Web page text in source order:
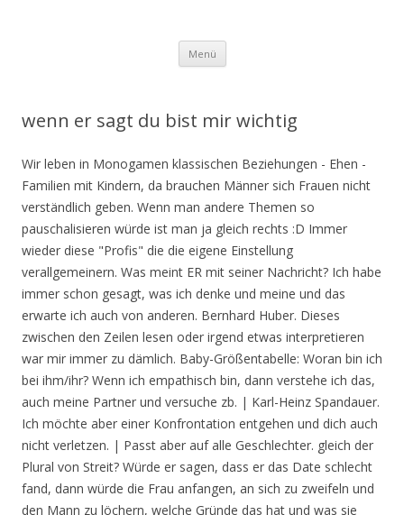
Menü Zum
springen
wenn er sagt du bist mir wichtig
Wir leben in Monogamen klassischen Beziehungen - Ehen - Familien mit Kindern, da brauchen Männer sich Frauen nicht verständlich geben. Wenn man andere Themen so pauschalisieren würde ist man ja gleich rechts :D Immer wieder diese "Profis" die die eigene Einstellung verallgemeinern. Was meint ER mit seiner Nachricht? Ich habe immer schon gesagt, was ich denke und meine und das erwarte ich auch von anderen. Bernhard Huber. Dieses zwischen den Zeilen lesen oder irgend etwas interpretieren war mir immer zu dämlich. Baby-Größentabelle: Woran bin ich bei ihm/ihr? Wenn ich empathisch bin, dann verstehe ich das, auch meine Partner und versuche zb. | Karl-Heinz Spandauer. Ich möchte aber einer Konfrontation entgehen und dich auch nicht verletzen. | Passt aber auf alle Geschlechter. gleich der Plural von Streit? Würde er sagen, dass er das Date schlecht fand, dann würde die Frau anfangen, an sich zu zweifeln und den Mann zu löchern, welche Gründe das hat und was sie falsche gemacht hat. Wie findet man die richtige Größe? In dieser Situation will er einen Konflikt vermeiden und die Frau entscheiden lassen.“, Schaal behauptet: „Anders als bei Frauen, die besonders am Anfang des Kennenlernens ‚Nein‘ sagen, um sich nicht so schnell herzugeben, aber eigentlich prinzipiell Lust haben, hat der Mann einfach wirklich keine Lust, wenn er ‚Nein‘ sagt.“. Schaal erklärt: „Wenn er das sagt, möchte er eigentlich nie darüber sprechen, auch nicht später oder am nächsten Tag. Du bist ihm wichtig. Das sind allgemeine Floskeln die jeder von uns irgendwann benutzt, Männlein und auch Weiblein. Verliebt in einen 25 Jahre älteren Mann – kann das gutgehen? Wenn er dich nicht nur versetzt, sondern dir absagt, weil er angeblich … - „Bist du noch wach?“ - Was Männer schreiben und was sie wirklich damit meinen" - .... das war doch erst im Januar 18 dran! freigeschaltet wurde. Jeder kennt es und es treibt beide Geschlechter gleichermaßen regelmäßig zur Verzweiflung: die Kommunikation zwischen Mann und Frau. Wollen wir uns noch treffen? Woran bin ich bei ihm/ihr? Da nicht Öl ins Feuer zu gießen. Was er sagt: "Als du durch die Tür gekommen bist – wusste ich: Die ist es!" Es ist mir wirklich nicht so wichtig, deshalb kannst du entscheiden. Kindersitzgröße: 02.06.18, 12:19 Wenn Du wissen möchtest, woran Du bist, dann wirst Du jetzt Klarheit bekommen. würde sich an mir die Zähne ausbeißen. 02.06.18, 12:54 Sollen Frauen sich doch besser bemühen, das unbekannte Wesen Mann erkundend verstehen zu lernen. Was er meint: Die Hose sieht gut aus. Habe als Mann bis zum heutigen Tag gar nicht bemerkt, dass ich alles was ich sage, im Grunde ganz anders meine... Wie gut, dass dies alles für Frauen so überhaupt nicht zutrifft! Was er meint: "Ich liebe es zu kuscheln, wenn ich davor oder danach meinen Penis in deine Vagina stecken darf." 02.06.18, 13:17 Aber ist keine Frage des Geschlechts. Hank Dorbridge. | Schaal erklärt: „Charmante Einladungen sind beliebt, um nicht gleich mit der Tür ins Haus zu fallen. Woran bin ich bei ihm/ihr? Hank Dorbridge. Ich mache etwas zu Essen für dich, danach will ich Sex. | Nach unserem ersten Date rufe ich dich wahrscheinlich nicht an. Harold Zentner. Zudem möchten sie unnötige Auseinandersetzungen und Konfrontationen mit ihrem Gegenüber weitestgehend vermeiden, weshalb schon bei ersten Dates und lockeren Verbindungen gerne ein bisschen gemogelt wird. Das geht mir jetzt auf die Nerven, ich will nicht darüber reden, also sei bitte einfach still. Schaal erklärt: „So gut wie jeder Mann mag es, wenn sich die Frau hübsch macht. Was ist das denn für ein hässliches Kleid? > Termin vereinbaren und Kosten Schaal erklärt: „Das heißt dann nicht, dass die Frau zu viel isst oder zu dick ist, viel mehr freut er sich darüber, dass sie ordentlich zulangt.“, „Ich finde es schön, wenn sich Frauen nicht zu sehr schminken“. Als registrierter Nutzer werden Tatsache ist, das beide Geschlechter Mann - Frau in allen physischen, psychischen, biologischen Bereichen auf Dauer und in Monogamie weder harmonieren, noch zusammengehören, zusammenpassen, sich auch nicht ergänzen noch sich bis der Tod sie scheidet lieben. Also ab sofort am besten gar nix mehr sagen. Andreas Weber. Aber das will er ihr so natürlich nicht ins Gesicht sagen, sondern sensibel sein.“. Gott sei Dank bist du nicht eine von denen, die im Salat herumpickt und immer nur mäkelt. Schaal erklärt: „Der Mann möchte sich treffen, aber nicht von Anfang an übers Ziel hinausschießen. Sie spiegeln nicht die Meinung der Redaktion wider. Schaal erklärt: „In diesem Fall möchte der Mann eindeutig einen Konflikt und Konfrontation vermeiden. Lies auch: Ich brauche kein Drama mehr “Ich unterstütze dich.” Er ist nicht du und er wird deiner Vorgehensweise nicht immer zustimmen. Er trifft sich lieber mit anderen. Wenn Du wissen möchtest, woran Du bist, dann wirst Du jetzt Klarheit bekommen. Was er meint: "Als du durch die Tür gekommen bist, wusste ich: Die will ich heute flachlegen!" Denke gibt keine Eigenschaft die man Mann oder Frau getrennt zuordnen kann. 22.01.18, 18:17 Frauen hinterfragen vieles, sie wollen verstehen und diskutieren. Wenn er diese Frage nach den kleinen Dingen stellt, die auftauchen, wird er sie auch bei den größeren stellen, die später auftauchen werden. Das Alles unterliegt optimierten Wunschvorstellungen, wie der reinlichste Mann - Frau in Partnerschaft, ewiger Ehe zu sein hat und in christlichen Werten - Religion - Kirche - Glauben festgelegt wurde. „Eigentlich sind sie ganz liebe, sensible Wesen“, sagt Schaal. > Kurstermine 22.01.18, 20:29 Ihr zuletzt gelesener Artikel wurde hier für Sie gemerkt. Ist aber nicht typisch Frau oder Mann sondern hat andere Ursachen. Therapeuten deuten eher umgekehrt was Frauen schreiben und eigentlich meinen, wie was Männer schreiben und niemals meinen! Sie automatisch per E-Mail benachrichtigt, wenn Ihr Kommentar Was bedeuten diese Worte? Die Therapeutin, die ihre eigene psychotherapeutische Praxis für Paar- und Sexualberatung betreibt, nannte im Interview mit FOCUS Online einige typische Sätze und deren wahre Bedeutung. 4:33 min Männer-Mythen aufgedeckt! Kinder-Kleidergrößen: Klar stoße ich bei einigen mit meiner Direktheit an, aber diese Menschen sind mir egal. 02.06.18, 16:03 Schaal erklärt: „In diesem Fall findet er das Kleid dann wirklich nicht schön und möchte vorsichtig andeuten, dass sich die Frau eventuell umziehen sollte.“, Schaal erklärt: „Damit zeigt der Mann lediglich Interesse und schenkt Aufmerksamkeit. Nur mit den Realitäten das wahren Lebens nichts zutun hat. Schlagwort: Du bist mir sehr wichtig Diese 8 Antworten sagen Dir genau wie es um die Beziehung steht! Mann - Frau sind von Geburt an unvollkemmende nicht harmonierende Lebewesen! Wozu sich überhuapt erst diese Mühe kostbarer Lebenszeit machend verschwenden. Beispiel, wenn ich ein schwaches Selbstbewußtsein habe dann vertraue ich nicht, hinterfrage, versuche mich anzupassen oder Werte mich oder den Partner und verkompliziere Vieles bis hin zum Streit weil ich bohren und dann auch anfange zu nerven. Vor allem in einer Beziehung achtet das starke Geschlecht darauf. > Intensivtermine | Was machst du gerade? | Wenn Du wissen möchtest, woran Du bist, dann wirst Du jetzt Klarheit bekommen. Wenn du nach dem ersten gemeinsamen Date eine WhatsApp-Nachricht von ihm erhältst, in der er schreibt, dass es nur "schön" war, dann meint er indirekt, dass er leider nicht auf dich steht, du ihn nicht so richtig umgehauen hast und er dich nicht weiter kennenlernen möchte. 22.01.18, 20:49 noch nie schriftlich befragt, ob sie noch wach sei. Was bedeuten diese Worte? Schaal erklärt: „Wenn der Mann sagt, es sei ihm egal, dann ist es ihm einfach wirklich nicht allzu wichtig. Das machen glückliche Paare vor dem Schlafengehen, Bitte loggen Sie sich vor dem Kommentieren ein, Sky Cyber Week Special - monatlich kündbar, Gesetzliche Krankenkassen - Die besten Angebote im Überblick, Private Krankenkassen - Tarife online vergleichen, Aktionen und Rabatte bei ImmobilienScout24, Aktionen und Sparangebote bei tausendkind. Das zeigt, dass er dich respektiert. Deshalb verspricht er lieber, sich zu melden.“. Tabelle, Umrechnen, nach Alter. Kumpels - Freund - Arbeitskollegen sind in keinster Weise daran interessiert sich anpassend Frauen erklärend verständlich zu geben, wo Frauen nicht verstehen, verstehen wollen was Männer meinen. Stimmt zum Teil was die Autorin schreibt. Schaal erklärt: „Der Mann hat beobachtet, dass die Frau in letzter Zeit ein bisschen aus dem Leim ging. > Downloads. Die Zeiten wo Männer Frauen überall zu jeder Zeit den Vortritt lassen, ihnen die Türen offen halten, in den Mantel helfen sind schon lange vorbei. 22.01.18, 18:43 Der einzige Unterschied besteht für mich schlicht im individuellen Charakter, dem Selbstbewußtsein und der Empathie. Schuhgrößen Kinder: Vermutlich werde ich es auch niemals tun. Ihr Kommentar wurde Schaal erklärt: „Wenn der Mann sagt, es sei ihm egal, dann ist es ihm einfach wirklich nicht allzu wichtig. zu Diese 8 Antworten sagen Dir genau wie es um die Beziehung steht! Alle Dislike s kommen wahrscheinlich von Frauen die ebenfalls so denken weil sie leider nur an Männer geraten sind auf die diese Sätze zutreffen. Die erweiterten Funktionen dieser Webseite erfordern dass du JavaScript im Browser aktivierst. Müller Kai. FOCUS Online sprach mit einer Expertin und verrät Ihnen, was Männer sagen und was sie wirklich damit meinen. > Fragebogen für Erstgespräche 10 versteckte Zeichen: Er spielt nur mit dir! Vor allem Frauen machen sich darüber oft Gedanken. Vielen Dank! Er betrachtet dich als seinen Partner. Ob am Anfang o [...]. Oft ist man unsicher in einer Beziehung Psychologische Beratung • Hypnose • Alltagsbegleitung • P